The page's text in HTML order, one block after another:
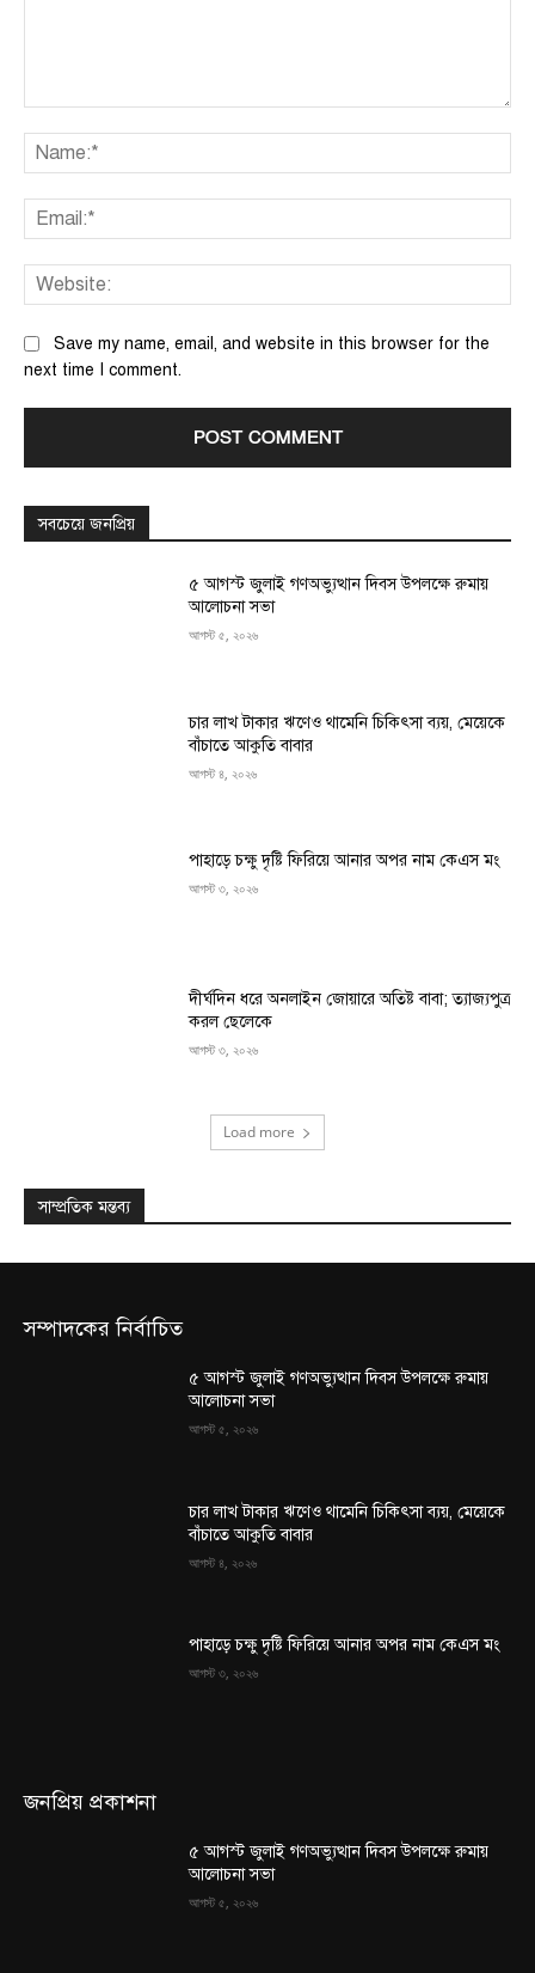
Save my name, email, and website in this browser for the
next time I comment.
সবচেয়ে জনপ্রিয়
৫ আগস্ট জুলাই গণঅভ্যুত্থান দিবস উপলক্ষে রুমায়
আলোচনা সভা
আগস্ট ৫, ২০২৬
চার লাখ টাকার ঋণেও থামেনি চিকিৎসা ব্যয়, মেয়েকে
বাঁচাতে আকুতি বাবার
আগস্ট ৪, ২০২৬
পাহাড়ে চক্ষু দৃষ্টি ফিরিয়ে আনার অপর নাম কেএস মং
আগস্ট ৩, ২০২৬
দীর্ঘদিন ধরে অনলাইন জোয়ারে অতিষ্ট বাবা; ত্যাজ্যপুত্র
করল ছেলেকে
আগস্ট ৩, ২০২৬
Load more
সাম্প্রতিক মন্তব্য
সম্পাদকের নির্বাচিত
৫ আগস্ট জুলাই গণঅভ্যুত্থান দিবস উপলক্ষে রুমায়
আলোচনা সভা
আগস্ট ৫, ২০২৬
চার লাখ টাকার ঋণেও থামেনি চিকিৎসা ব্যয়, মেয়েকে
বাঁচাতে আকুতি বাবার
আগস্ট ৪, ২০২৬
পাহাড়ে চক্ষু দৃষ্টি ফিরিয়ে আনার অপর নাম কেএস মং
আগস্ট ৩, ২০২৬
জনপ্রিয় প্রকাশনা
৫ আগস্ট জুলাই গণঅভ্যুত্থান দিবস উপলক্ষে রুমায়
আলোচনা সভা
আগস্ট ৫, ২০২৬